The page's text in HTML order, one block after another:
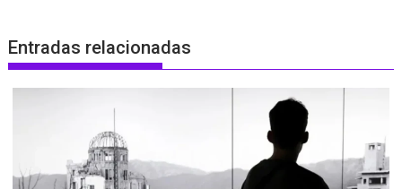
Entradas relacionadas